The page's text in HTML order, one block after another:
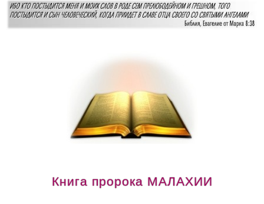
Книга пророка МАЛАХИИ